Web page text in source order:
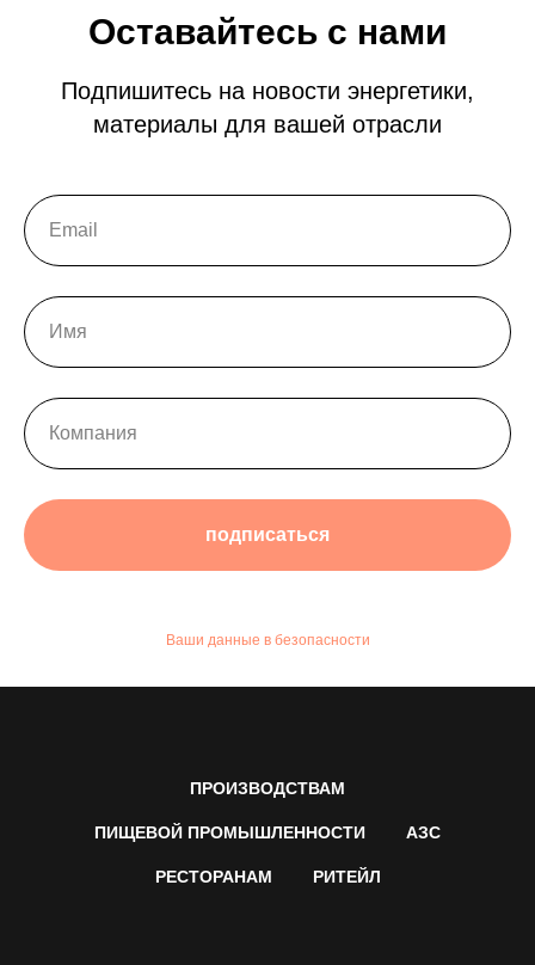
Оставайтесь с нами
Подпишитесь на новости энергетики,
материалы для вашей отрасли
подписаться
Ваши данные в безопасности
ПРОИЗВОДСТВАМ
ПИЩЕВОЙ ПРОМЫШЛЕННОСТИ АЗС
РЕСТОРАНАМ РИТЕЙЛ